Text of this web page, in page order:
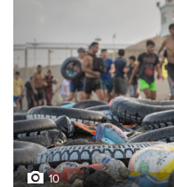
10